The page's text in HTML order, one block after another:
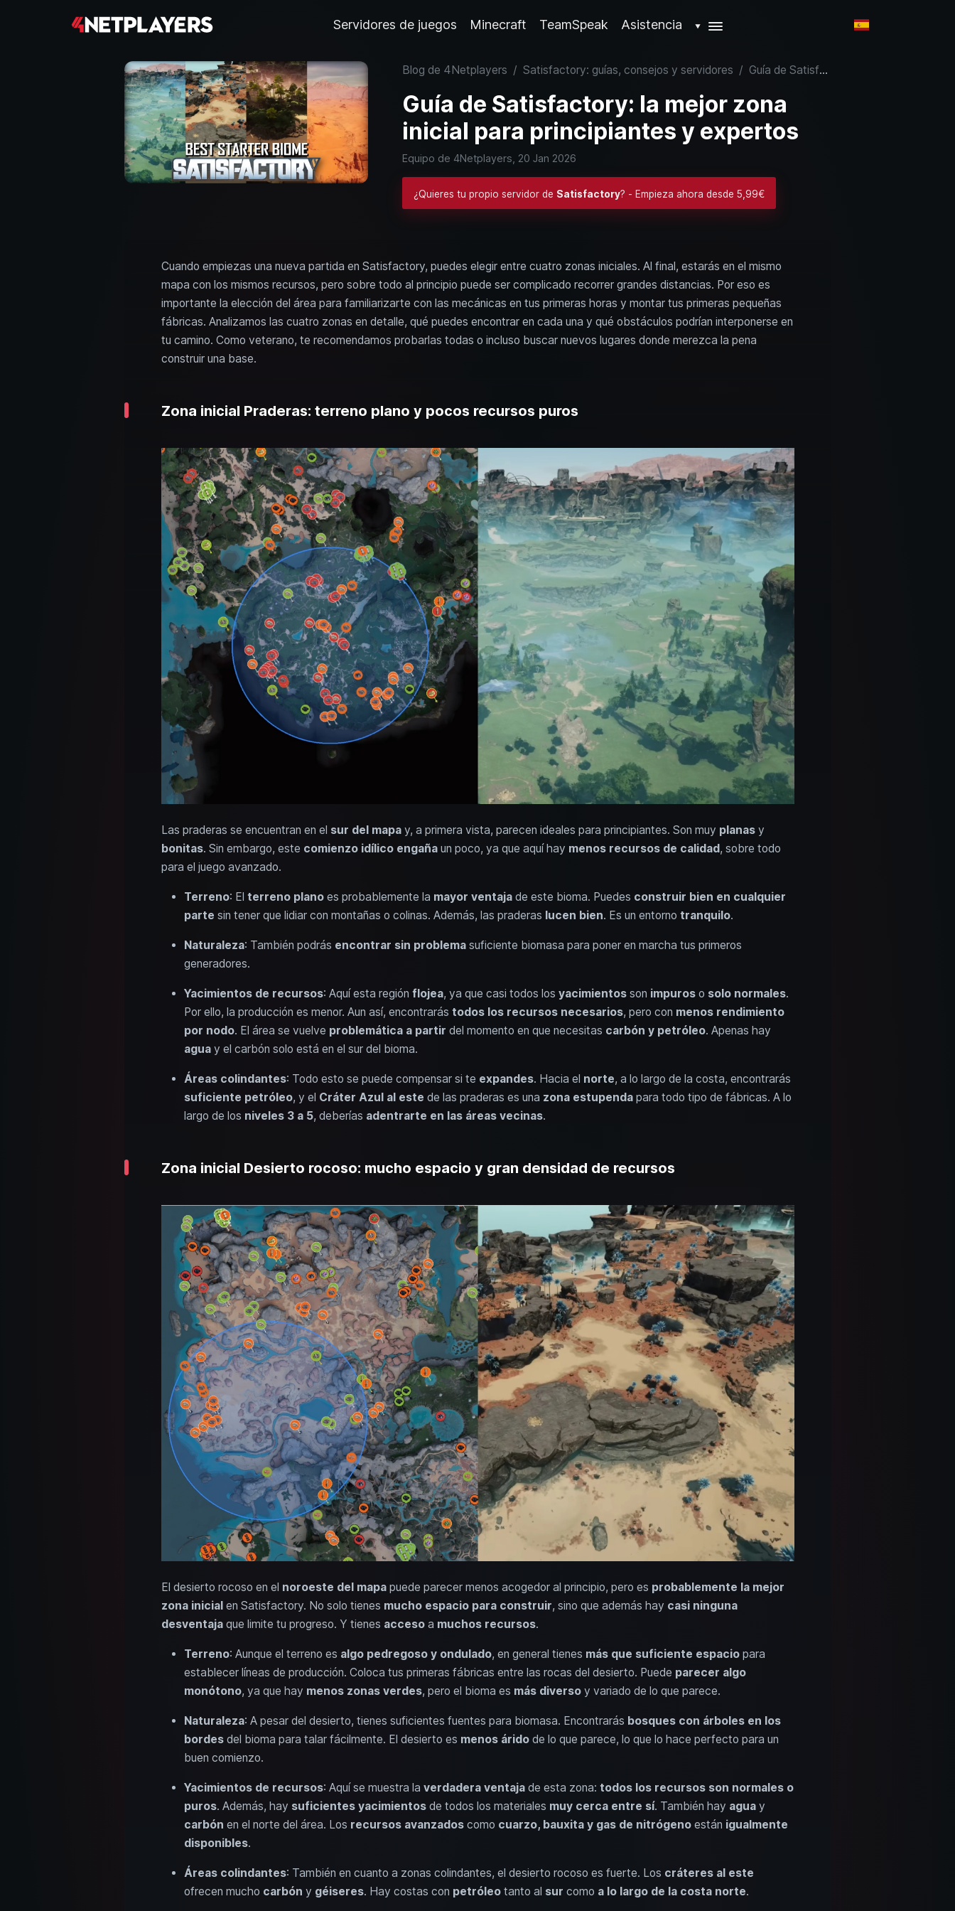
Servidores de juegos Minecraft TeamSpeak Asistencia ▼
Blog de 4Netplayers / Satisfactory: guías, consejos y servidores / Guía de Satisfactory: la mejor zona inicial para principiantes y expertos
Guía de Satisfactory: la mejor zona
inicial para principiantes y expertos
Equipo de 4Netplayers, 20 Jan 2026
¿Quieres tu propio servidor de Satisfactory? - Empieza ahora desde 5,99€
Cuando empiezas una nueva partida en Satisfactory, puedes elegir entre cuatro zonas iniciales. Al final, estarás en el mismo
mapa con los mismos recursos, pero sobre todo al principio puede ser complicado recorrer grandes distancias. Por eso es
importante la elección del área para familiarizarte con las mecánicas en tus primeras horas y montar tus primeras pequeñas
fábricas. Analizamos las cuatro zonas en detalle, qué puedes encontrar en cada una y qué obstáculos podrían interponerse en
tu camino. Como veterano, te recomendamos probarlas todas o incluso buscar nuevos lugares donde merezca la pena
construir una base.
Zona inicial Praderas: terreno plano y pocos recursos puros
Las praderas se encuentran en el sur del mapay, a primera vista, parecen ideales para principiantes. Son muy planasy
bonitas. Sin embargo, este comienzo idílico engañaun poco, ya que aquí hay menos recursos de calidad, sobre todo
para el juego avanzado.
Terreno: El terreno planoes probablemente la mayor ventajade este bioma. Puedes construir bien en cualquier
parte sin tener que lidiar con montañas o colinas. Además, las praderas lucen bien. Es un entorno tranquilo.
Naturaleza: También podrás encontrar sin problemasuficiente biomasa para poner en marcha tus primeros
generadores.
Yacimientos de recursos: Aquí esta región flojea, ya que casi todos los yacimientosson impuroso solo normales.
Por ello, la producción es menor. Aun así, encontrarás todos los recursos necesarios, pero con menos rendimiento
por nodo. El área se vuelve problemática a partir del momento en que necesitas carbón y petróleo. Apenas hay
aguay el carbón solo está en el sur del bioma.
Áreas colindantes: Todo esto se puede compensar si te expandes. Hacia el norte, a lo largo de la costa, encontrarás
suficiente petróleo, y el Cráter Azul al este de las praderas es una zona estupendapara todo tipo de fábricas. A lo
largo de los niveles 3 a 5, deberías adentrarte en las áreas vecinas.
Zona inicial Desierto rocoso: mucho espacio y gran densidad de recursos
El desierto rocoso en el noroeste del mapapuede parecer menos acogedor al principio, pero es probablemente la mejor
zona inicialen Satisfactory. No solo tienes mucho espacio para construir, sino que además hay casi ninguna
desventajaque limite tu progreso. Y tienes accesoa muchos recursos.
Terreno: Aunque el terreno es algo pedregoso y ondulado, en general tienes más que suficiente espaciopara
establecer líneas de producción. Coloca tus primeras fábricas entre las rocas del desierto. Puede parecer algo
monótono, ya que hay menos zonas verdes, pero el bioma es más diversoy variado de lo que parece.
Naturaleza: A pesar del desierto, tienes suficientes fuentes para biomasa. Encontrarás bosques con árboles en los
bordesdel bioma para talar fácilmente. El desierto es menos áridode lo que parece, lo que lo hace perfecto para un
buen comienzo.
Yacimientos de recursos: Aquí se muestra la verdadera ventajade esta zona: todos los recursos son normales o
puros. Además, hay suficientes yacimientosde todos los materiales muy cerca entre sí. También hay aguay
carbón en el norte del área. Los recursos avanzadoscomo cuarzo, bauxita y gas de nitrógenoestán igualmente
disponibles.
Áreas colindantes: También en cuanto a zonas colindantes, el desierto rocoso es fuerte. Los cráteres al este
ofrecen mucho carbón y géiseres. Hay costas con petróleotanto al sur como a lo largo de la costa norte.